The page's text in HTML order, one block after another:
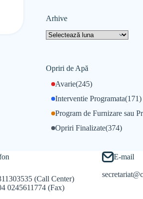
Arhive
Opriri de Apă
Avarie(245)
Interventie Programata(171)
Opriri Finalizate(374)
Program de Furnizare sau
(Call Center)
0245611774 (Fax)
E-mail